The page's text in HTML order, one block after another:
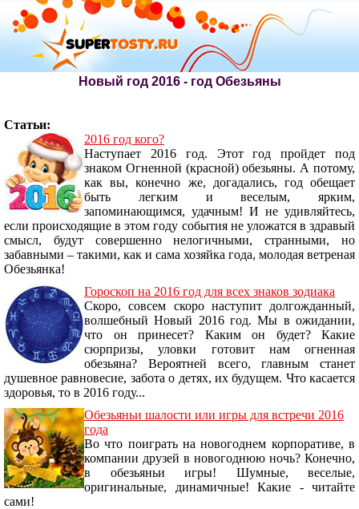
Новый год 2016 - год Обезьяны
Статьи:
2016 год кого?
Наступает 2016 год. Этот год пройдет под
знаком Огненной (красной) обезьяны. А потому,
как вы, конечно же, догадались, год обещает
быть легким и веселым, ярким,
запоминающимся, удачным! И не удивляйтесь,
если происходящие в этом году события не уложатся в здравый
смысл, будут совершенно нелогичными, странными, но
забавными – такими, как и сама хозяйка года, молодая ветреная
Обезьянка!
Гороскоп на 2016 год для всех знаков зодиака
Скоро, совсем скоро наступит долгожданный,
волшебный Новый 2016 год. Мы в ожидании,
что он принесет? Каким он будет? Какие
сюрпризы, уловки готовит нам огненная
обезьяна? Вероятней всего, главным станет
душевное равновесие, забота о детях, их будущем. Что касается
здоровья, то в 2016 году...
Обезьяньи шалости или игры для встречи 2016
года
Во что поиграть на новогоднем корпоративе, в
компании друзей в новогоднюю ночь? Конечно,
в обезьяньи игры! Шумные, веселые,
оригинальные, динамичные! Какие - читайте
сами!